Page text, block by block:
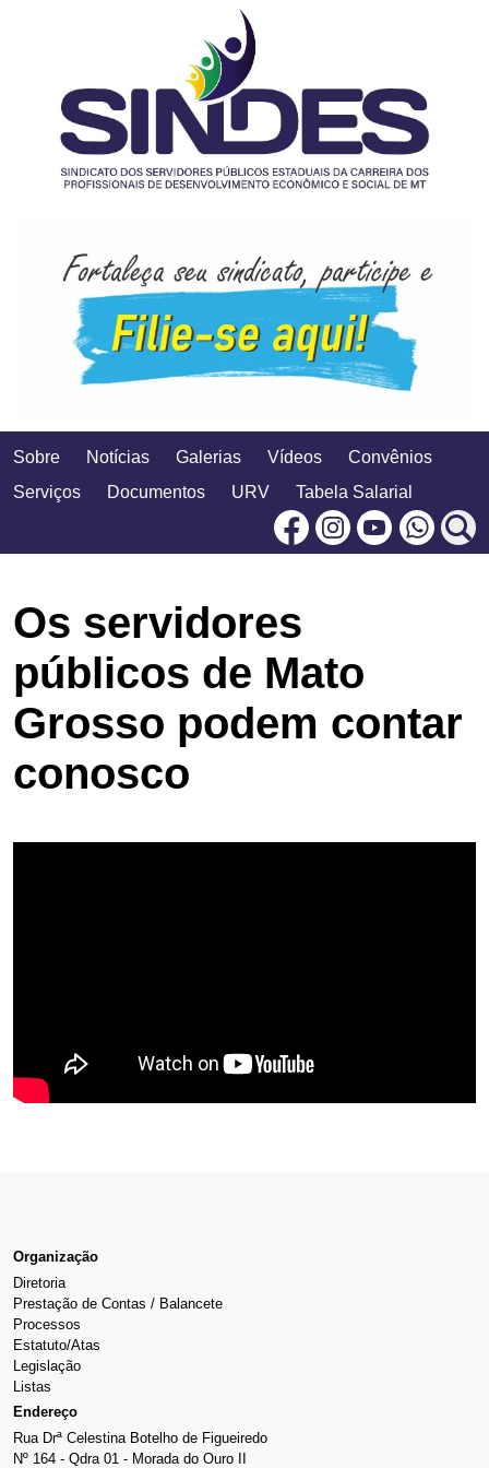
Sobre Notícias Galerias Vídeos
Convênios
Serviços
Documentos URV
Tabela Salarial
FacebookInstagram
Os servidores
públicos de Mato
Grosso podem contar
conosco
Organização
Diretoria
Prestação de Contas / Balancete
Processos
Estatuto/Atas
Legislação
Listas
Endereço
Rua Drª Celestina Botelho de Figueiredo
Nº 164 - Qdra 01 - Morada do Ouro II